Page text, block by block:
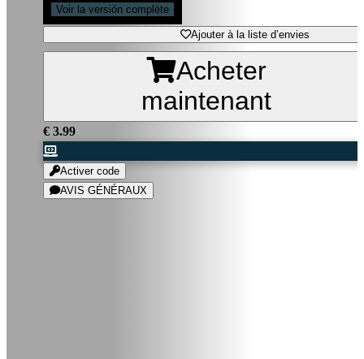
Voir la versión complète
Ajouter à la liste d’envies
Acheter
maintenant
€ 3.99
Activer code
AVIS GÉNÉRAUX